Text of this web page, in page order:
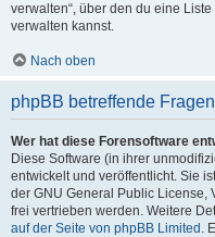
verwalten“, über den du eine
verwalten kannst.
Nach oben
phpBB betreffende Fragen
Wer hat diese Forensoftware
Diese Software (in ihrer
entwickelt und veröffentlicht. Sie
der GNU General Public License,
frei vertrieben werden. Weitere
auf der Seite von phpBB Limited .